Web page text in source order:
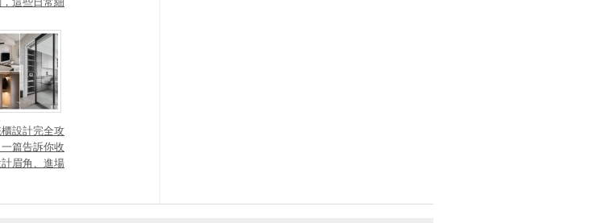
櫃設計完全攻
篇告訴你收
眉角、進場